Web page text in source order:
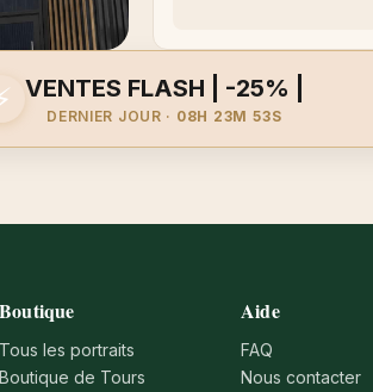
VENTES FLASH | -25% |
DERNIER JOUR · 08H 23M 53S
Boutique
Tous les portraits
Boutique de Tours
Aide
FAQ
Nous contacter